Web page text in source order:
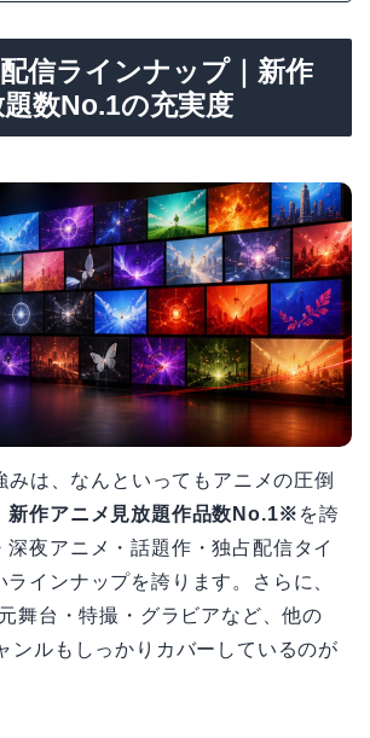
信ラインナップ｜新作
数No.1の充実度
みは、なんといってもアニメの圧倒
新作アニメ見放題作品数No.1※ を誇
深夜アニメ・話題作・独占配信タイ
ラインナップを誇ります。さらに、
舞台・特撮・グラビアなど、他の
ンルもしっかりカバーしているのが